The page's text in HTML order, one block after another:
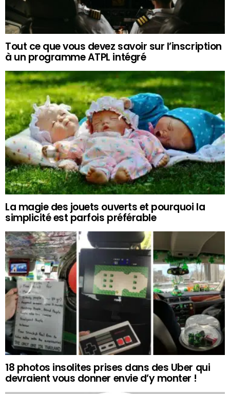
Tout ce que vous devez savoir sur l’inscription
à un programme ATPL intégré
La magie des jouets ouverts et pourquoi la
simplicité est parfois préférable
18 photos insolites prises dans des Uber qui
devraient vous donner envie d’y monter !